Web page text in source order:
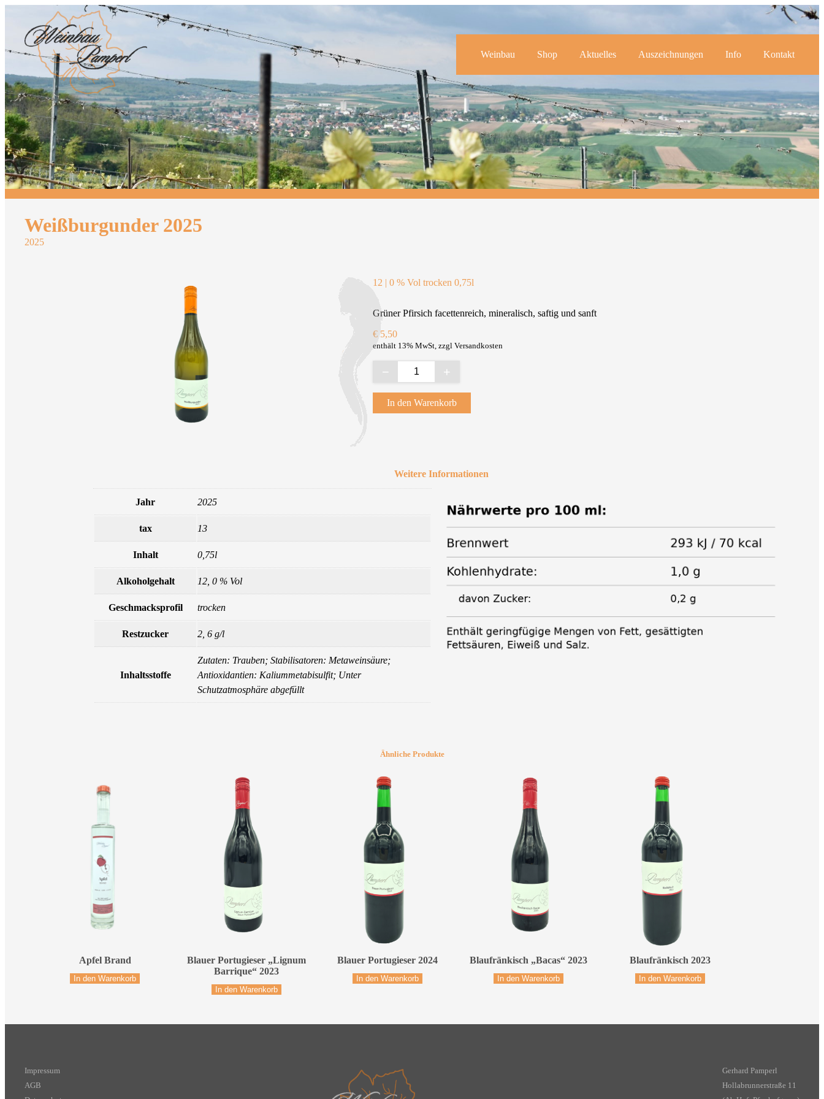
springen
Weinbau Shop Aktuelles Auszeichnungen Info Kontakt
Weißburgunder 2025
2025
12 | 0 % Vol trocken 0,75l
Grüner Pfirsich facettenreich, mineralisch, saftig und sanft
€ 5,50
enthält 13% MwSt, zzgl Versandkosten
− +
In den Warenkorb
Weitere Informationen
Jahr 2025
tax 13
Inhalt 0,75l
Alkoholgehalt 12, 0 % Vol
Geschmacksprofil trocken
Restzucker 2, 6 g/l
Inhaltsstoffe
Zutaten: Trauben; Stabilisatoren: Metaweinsäure;
Antioxidantien: Kaliummetabisulfit; Unter
Schutzatmosphäre abgefüllt
Ähnliche Produkte
Apfel Brand
In den Warenkorb
Blauer Portugieser „Lignum
Barrique“ 2023
In den Warenkorb
Blauer Portugieser 2024
In den Warenkorb
Blaufränkisch „Bacas“ 2023
In den Warenkorb
Blaufränkisch 2023
In den Warenkorb
Impressum
AGB
Gerhard Pamperl
Hollabrunnerstraße 11